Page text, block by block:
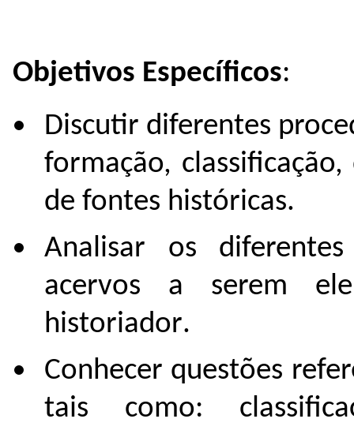
Objetivos Específicos:
Discutir diferentes
formação,
de fontes históricas.
Analisar os
acervos a serem
historiador.
Conhecer questões
tais como: